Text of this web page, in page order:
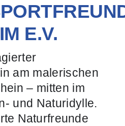
E.V.
am malerischen
– mitten im
und Naturidylle.
Naturfreunde